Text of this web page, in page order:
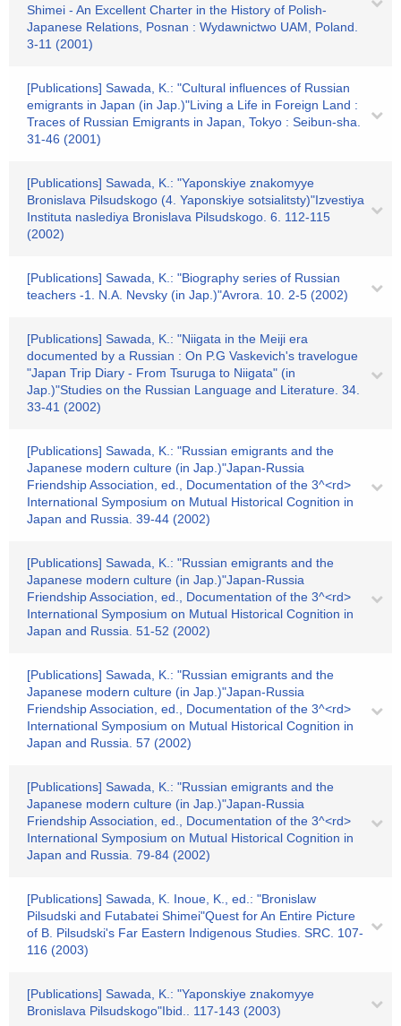
Shimei - An Excellent Charter in the History of Polish-
Japanese Relations, Posnan : Wydawnictwo UAM, Poland.
3-11 (2001)
[Publications] Sawada, K.: "Cultural influences of Russian
emigrants in Japan (in Jap.)"Living a Life in Foreign Land :
Traces of Russian Emigrants in Japan, Tokyo : Seibun-sha.
31-46 (2001)
[Publications] Sawada, K.: "Yaponskiye znakomyye
Bronislava Pilsudskogo (4. Yaponskiye sotsialitsty)"Izvestiya
Instituta naslediya Bronislava Pilsudskogo. 6. 112-115
(2002)
[Publications] Sawada, K.: "Biography series of Russian
teachers -1. N.A. Nevsky (in Jap.)"Avrora. 10. 2-5 (2002)
[Publications] Sawada, K.: "Niigata in the Meiji era
documented by a Russian : On P.G Vaskevich's travelogue
"Japan Trip Diary - From Tsuruga to Niigata" (in
Jap.)"Studies on the Russian Language and Literature. 34.
33-41 (2002)
[Publications] Sawada, K.: "Russian emigrants and the
Japanese modern culture (in Jap.)"Japan-Russia
Friendship Association, ed., Documentation of the 3^<rd>
International Symposium on Mutual Historical Cognition in
Japan and Russia. 39-44 (2002)
[Publications] Sawada, K.: "Russian emigrants and the
Japanese modern culture (in Jap.)"Japan-Russia
Friendship Association, ed., Documentation of the 3^<rd>
International Symposium on Mutual Historical Cognition in
Japan and Russia. 51-52 (2002)
[Publications] Sawada, K.: "Russian emigrants and the
Japanese modern culture (in Jap.)"Japan-Russia
Friendship Association, ed., Documentation of the 3^<rd>
International Symposium on Mutual Historical Cognition in
Japan and Russia. 57 (2002)
[Publications] Sawada, K.: "Russian emigrants and the
Japanese modern culture (in Jap.)"Japan-Russia
Friendship Association, ed., Documentation of the 3^<rd>
International Symposium on Mutual Historical Cognition in
Japan and Russia. 79-84 (2002)
[Publications] Sawada, K. Inoue, K., ed.: "Bronislaw
Pilsudski and Futabatei Shimei"Quest for An Entire Picture
of B. Pilsudski's Far Eastern Indigenous Studies. SRC. 107-
116 (2003)
[Publications] Sawada, K.: "Yaponskiye znakomyye
Bronislava Pilsudskogo"Ibid.. 117-143 (2003)